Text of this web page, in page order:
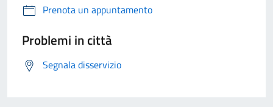
Prenota un appuntamento
Problemi in città
Segnala disservizio